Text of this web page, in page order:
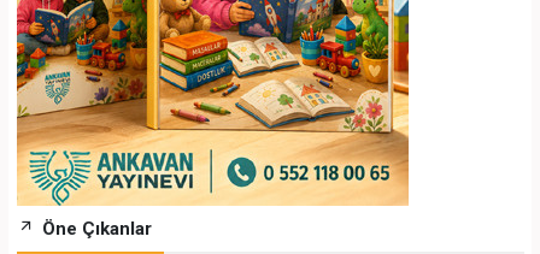
Öne Çıkanlar